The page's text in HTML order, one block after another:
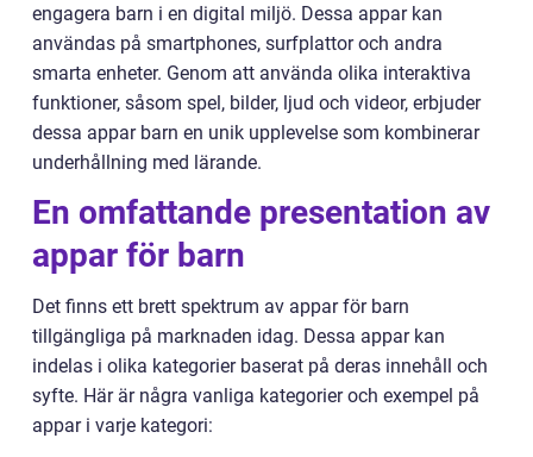
engagera barn i en digital miljö. Dessa appar kan
användas på smartphones, surfplattor och andra
smarta enheter. Genom att använda olika interaktiva
funktioner, såsom spel, bilder, ljud och videor, erbjuder
dessa appar barn en unik upplevelse som kombinerar
underhållning med lärande.
En omfattande presentation av
appar för barn
Det finns ett brett spektrum av appar för barn
tillgängliga på marknaden idag. Dessa appar kan
indelas i olika kategorier baserat på deras innehåll och
syfte. Här är några vanliga kategorier och exempel på
appar i varje kategori: